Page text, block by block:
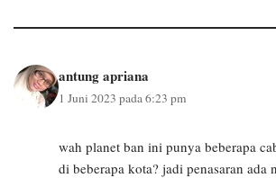
antung apriana
1 Juni 2023 pada 6:23 pm
wah planet ban ini punya beberapa
di beberapa kota? jadi penasaran ada